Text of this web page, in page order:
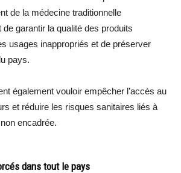
de la médecine traditionnelle
de garantir la qualité des produits
usages inappropriés et de préserver
pays.
également vouloir empêcher l’accès au
et réduire les risques sanitaires liés à
encadrée.
dans tout le pays